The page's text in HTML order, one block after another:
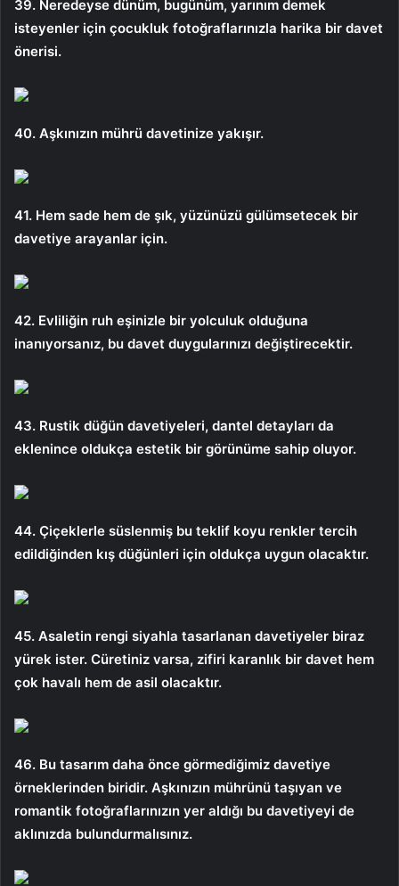
39. Neredeyse dünüm, bugünüm, yarınım demek
isteyenler için çocukluk fotoğraflarınızla harika bir davet
önerisi.
40. Aşkınızın mührü davetinize yakışır.
41. Hem sade hem de şık, yüzünüzü gülümsetecek bir
davetiye arayanlar için.
42. Evliliğin ruh eşinizle bir yolculuk olduğuna
inanıyorsanız, bu davet duygularınızı değiştirecektir.
43. Rustik düğün davetiyeleri, dantel detayları da
eklenince oldukça estetik bir görünüme sahip oluyor.
44. Çiçeklerle süslenmiş bu teklif koyu renkler tercih
edildiğinden kış düğünleri için oldukça uygun olacaktır.
45. Asaletin rengi siyahla tasarlanan davetiyeler biraz
yürek ister. Cüretiniz varsa, zifiri karanlık bir davet hem
çok havalı hem de asil olacaktır.
46. ​​​Bu tasarım daha önce görmediğimiz davetiye
örneklerinden biridir. Aşkınızın mührünü taşıyan ve
romantik fotoğraflarınızın yer aldığı bu davetiyeyi de
aklınızda bulundurmalısınız.